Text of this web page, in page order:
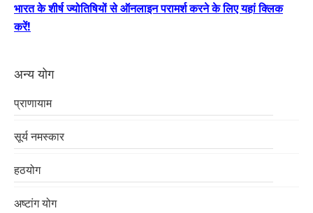
भारत के शीर्ष ज्योतिषियों से ऑनलाइन परामर्श करने के लिए यहां क्लिक
करें!
अन्य योग
प्राणायाम
सूर्य नमस्कार
हठयोग
अष्टांग योग